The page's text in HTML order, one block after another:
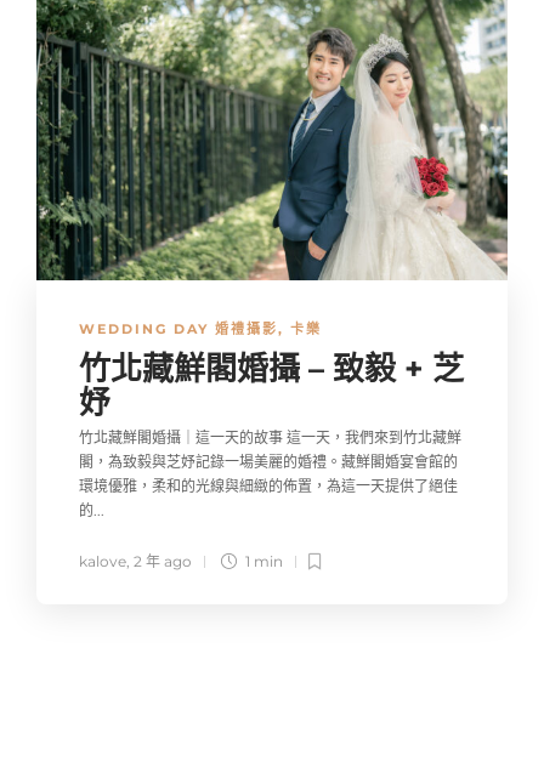
WEDDING DAY 婚禮攝影, 卡樂
竹北藏鮮閣婚攝 – 致毅 + 芝
妤
竹北藏鮮閣婚攝｜這一天的故事 這一天，我們來到竹北藏鮮
閣，為致毅與芝妤記錄一場美麗的婚禮。藏鮮閣婚宴會館的
環境優雅，柔和的光線與細緻的佈置，為這一天提供了絕佳
的...
kalove 2 年 ago 1 min